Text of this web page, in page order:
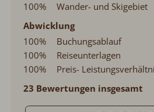
100%
Wander- und Skigebiet
Abwicklung
100%
Buchungsablauf
100%
Reiseunterlagen
100%
Preis-
23 Bewertungen insgesamt